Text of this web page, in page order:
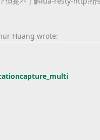
Huang wrote: